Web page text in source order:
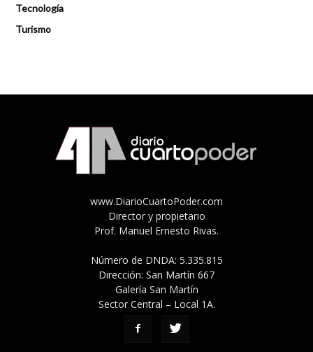
Tecnología
Turismo
www.DiarioCuartoPoder.com
Director y propietario
Prof. Manuel Ernesto Rivas.
Número de DNDA: 5.335.815
Dirección: San Martín 667
Galería San Martín
Sector Central – Local 1A.